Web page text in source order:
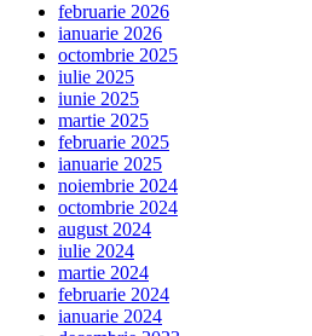
februarie 2026
ianuarie 2026
octombrie 2025
iulie 2025
iunie 2025
martie 2025
februarie 2025
ianuarie 2025
noiembrie 2024
octombrie 2024
august 2024
iulie 2024
martie 2024
februarie 2024
ianuarie 2024